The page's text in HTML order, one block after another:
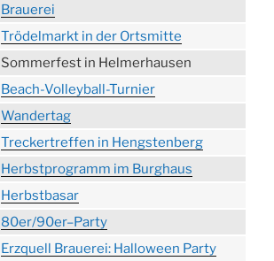
Brauerei
Trödelmarkt in der Ortsmitte
Sommerfest in Helmerhausen
Beach-Volleyball-Turnier
Wandertag
Treckertreffen in Hengstenberg
Herbstprogramm im Burghaus
Herbstbasar
80er/90er–Party
Erzquell Brauerei: Halloween Party